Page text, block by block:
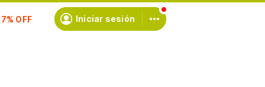
Iniciar sesión